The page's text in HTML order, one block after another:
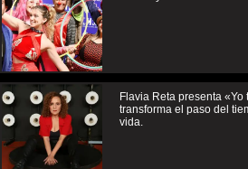
Flavia Reta presenta
transforma el paso del
vida.